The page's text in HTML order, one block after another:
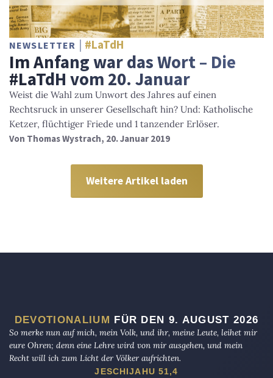
NEWSLETTER #LaTdH
Im Anfang war das Wort – Die
#LaTdH vom 20. Januar
Weist die Wahl zum Unwort des Jahres auf einen
Rechtsruck in unserer Gesellschaft hin? Und: Katholische
Ketzer, flüchtiger Friede und 1 tanzender Erlöser.
Von Thomas Wystrach, 20. Januar 2019
Weitere Artikel laden
DEVOTIONALIUM FÜR DEN 9. AUGUST 2026
So merke nun auf mich, mein Volk, und ihr, meine Leute, leihet mir
eure Ohren; denn eine Lehre wird von mir ausgehen, und mein
Recht will ich zum Licht der Völker aufrichten.
JESCHIJAHU 51,4